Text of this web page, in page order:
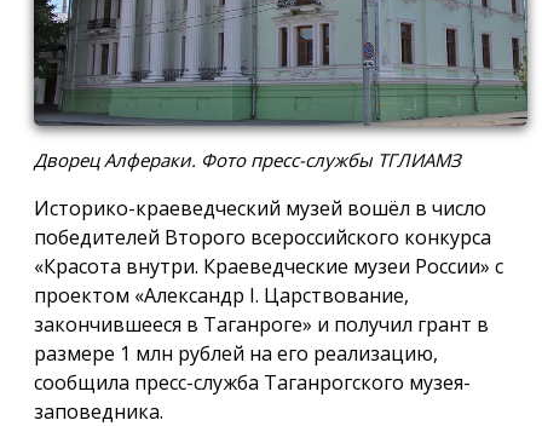
Дворец Алфераки. Фото пресс-службы ТГЛИАМЗ
Историко-краеведческий музей вошёл в число
победителей Второго всероссийского конкурса
«Красота внутри. Краеведческие музеи России» с
проектом «Александр I. Царствование,
закончившееся в Таганроге» и получил грант в
размере 1 млн рублей на его реализацию,
сообщила пресс-служба Таганрогского музея-
заповедника.